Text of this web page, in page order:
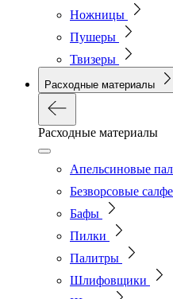
Ножницы
Пушеры
Твизеры
Расходные материалы
Расходные материалы
Апельсиновые
Безворсовые
Бафы
Пилки
Палитры
Шлифовщики